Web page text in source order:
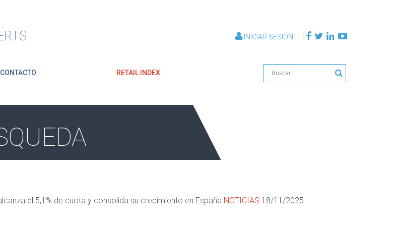
INICIAR SESIÓN |
CONTACTO RETAIL INDEX
el 5,1% de cuota y consolida su crecimiento en España NOTICIAS 18/11/2025